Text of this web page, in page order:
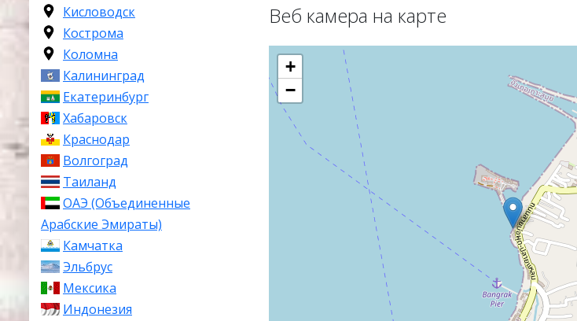
Кисловодск
Кострома
Коломна
Калининград
Екатеринбург
Хабаровск
Краснодар
Волгоград
Таиланд
ОАЭ (Объединенные
Арабские Эмираты)
Камчатка
Эльбрус
Мексика
Индонезия
Веб камера на карте
+
−